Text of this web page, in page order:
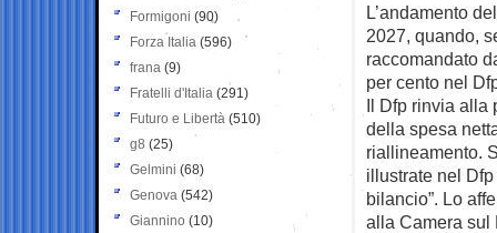
L’andamento
2027, quando,
raccomandato
per cento nel
Il Dfp rinvia alla
della spesa
riallineamento.
illustrate nel
bilancio”. Lo
alla Camera sul
Formigoni (90)
Forza Italia (596)
frana (9)
Fratelli d'Italia (291)
Futuro e Libertà (510)
g8 (25)
Gelmini (68)
Genova (542)
Giannino (10)